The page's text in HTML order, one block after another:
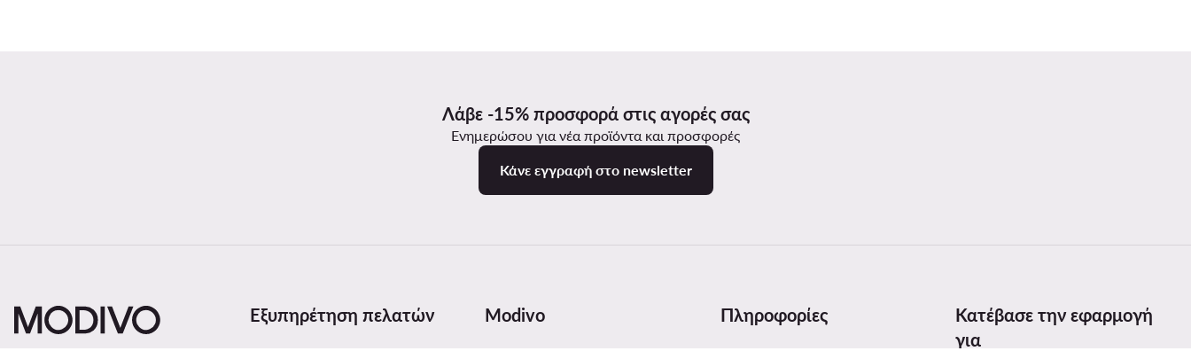
Λάβε -15% προσφορά στις αγορές σας
Ενημερώσου για νέα προϊόντα και προσφορές
Κάνε εγγραφή στο newsletter
Εξυπηρέτηση πελατών Modivo Πληροφορίες
Κατέβασε την εφαρμογή
για